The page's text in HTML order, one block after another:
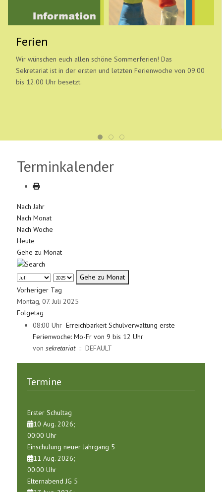
Ferien
Wir wünschen euch allen schöne Sommerferien! Das
Sekretariat ist in der ersten und letzten Ferienwoche von 09.00
bis 12.00 Uhr besetzt.
Terminkalender
Nach Jahr
Nach Monat
Nach Woche
Heute
Gehe zu Monat
Gehe zu Monat
Vorheriger Tag
Montag, 07. Juli 2025
Folgetag
08:00 UhrErreichbarkeit Schulverwaltung erste
Ferienwoche: Mo-Fr von 9 bis 12 Uhr
von sekretariat:: DEFAULT
Termine
Erster Schultag
10 Aug. 2026;
00:00 Uhr
Einschulung neuer Jahrgang 5
11 Aug. 2026;
00:00 Uhr
Elternabend JG 5